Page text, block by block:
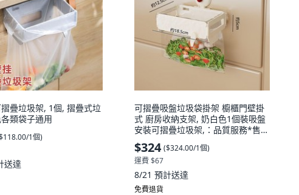
疊垃圾架, 1個, 摺疊式垃
類袋子通用
1個)
送達
可摺疊吸盤垃圾袋掛架 櫥櫃門壁掛
式 廚房收納支架, 奶白色1個裝吸盤
安裝可摺疊垃圾架,：品質服務*售後
無憂量大請, 1個
$324 ($324.00/1個)
運費 $67
8/21 預計送達
免費退貨